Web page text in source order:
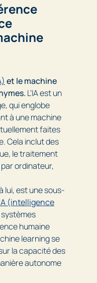
et le machine
L’IA est un
qui englobe
à une machine
faites
Cela inclut des
le traitement
ordinateur,
lui, est une sous-
(intelligence
humaine
learning se
la capacité des
autonome